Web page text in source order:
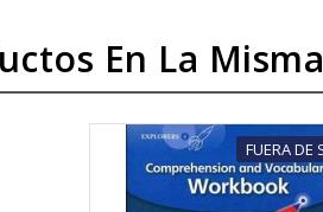
En La
FUERA DE